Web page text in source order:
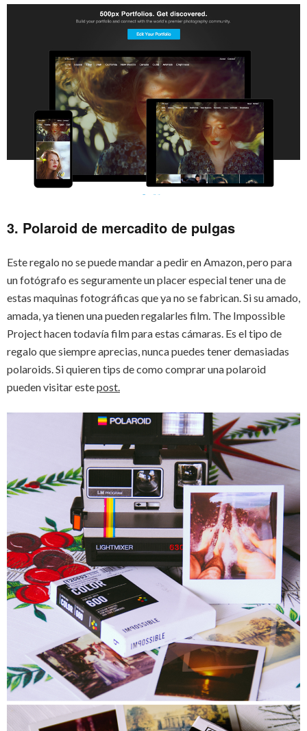
3. Polaroid de mercadito de pulgas
Este regalo no se puede mandar a pedir en Amazon, pero para
un fotógrafo es seguramente un placer especial tener una de
estas maquinas fotográficas que ya no se fabrican. Si su amado,
amada, ya tienen una pueden regalarles film. The Impossible
Project hacen todavía film para estas cámaras. Es el tipo de
regalo que siempre aprecias, nunca puedes tener demasiadas
polaroids. Si quieren tips de como comprar una polaroid
pueden visitar estepost.